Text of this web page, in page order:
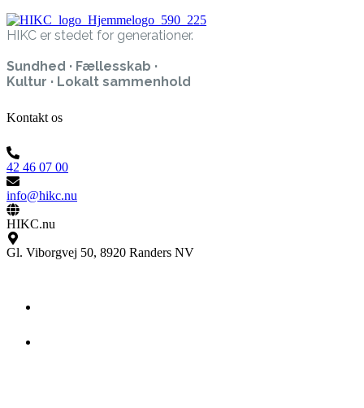
HIKC er stedet for generationer.
Sundhed · Fællesskab ·
Kultur · Lokalt sammenhold
Kontakt os
42 46 07 00
info@hikc.nu
HIKC.nu
Gl. Viborgvej 50, 8920 Randers NV